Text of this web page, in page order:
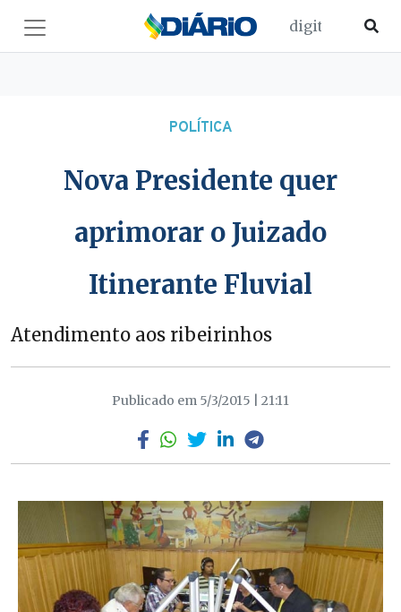
POLÍTICA
Nova Presidente quer
aprimorar o Juizado
Itinerante Fluvial
Atendimento aos ribeirinhos
Publicado em 5/3/2015 | 21:11